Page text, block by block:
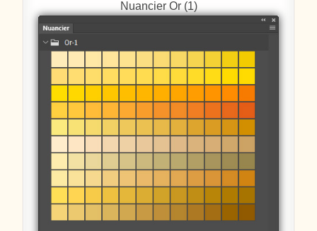
Nuancier Or (1)